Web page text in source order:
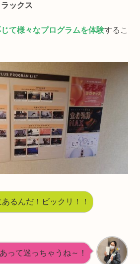
ックス
じて様々なプログラムを体験するこ
るんだ！ビックリ！！
って迷っちゃうね～！